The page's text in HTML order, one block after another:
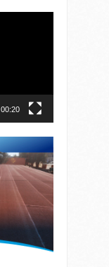
00:20